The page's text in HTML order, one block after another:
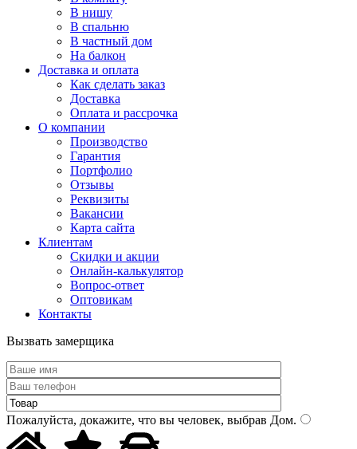
В нишу
В спальню
В частный дом
На балкон
Доставка и оплата
Как сделать заказ
Доставка
Оплата и рассрочка
О компании
Производство
Гарантия
Портфолио
Отзывы
Реквизиты
Вакансии
Карта сайта
Клиентам
Скидки и акции
Онлайн-калькулятор
Вопрос-ответ
Оптовикам
Контакты
Вызвать замерщика
Пожалуйста, докажите, что вы человек, выбрав Дом.